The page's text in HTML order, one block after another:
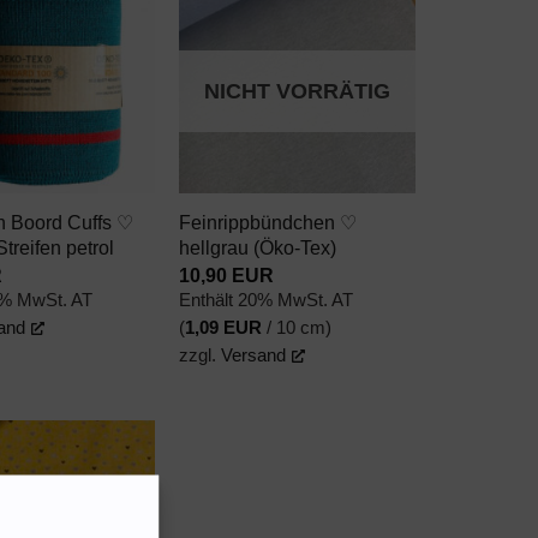
WUNSCHZETTEL
Boord Cuffs ♡
petrol
MwSt. AT
NICHT VORRÄTIG
Feinrippbündchen ♡
hellgrau (Öko-Tex)
10,90 EUR
Enthält 20% MwSt. AT
(1,09 EUR / 10 cm)
zzgl. Versand